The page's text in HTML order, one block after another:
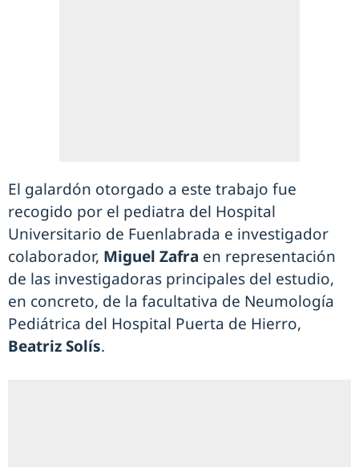
El galardón otorgado a este trabajo fue
recogido por el pediatra del Hospital
Universitario de Fuenlabrada e investigador
colaborador, Miguel Zafra en representación
de las investigadoras principales del estudio,
en concreto, de la facultativa de Neumología
Pediátrica del Hospital Puerta de Hierro,
Beatriz Solís.